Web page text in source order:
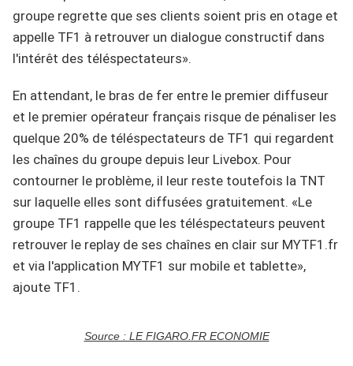
groupe regrette que ses clients soient pris en otage et
appelle TF1 à retrouver un dialogue constructif dans
l'intérêt des téléspectateurs».
En attendant, le bras de fer entre le premier diffuseur
et le premier opérateur français risque de pénaliser les
quelque 20% de téléspectateurs de TF1 qui regardent
les chaînes du groupe depuis leur Livebox. Pour
contourner le problème, il leur reste toutefois la TNT
sur laquelle elles sont diffusées gratuitement. «Le
groupe TF1 rappelle que les téléspectateurs peuvent
retrouver le replay de ses chaînes en clair sur MYTF1.fr
et via l'application MYTF1 sur mobile et tablette»,
ajoute TF1.
Source : LE FIGARO.FR ECONOMIE